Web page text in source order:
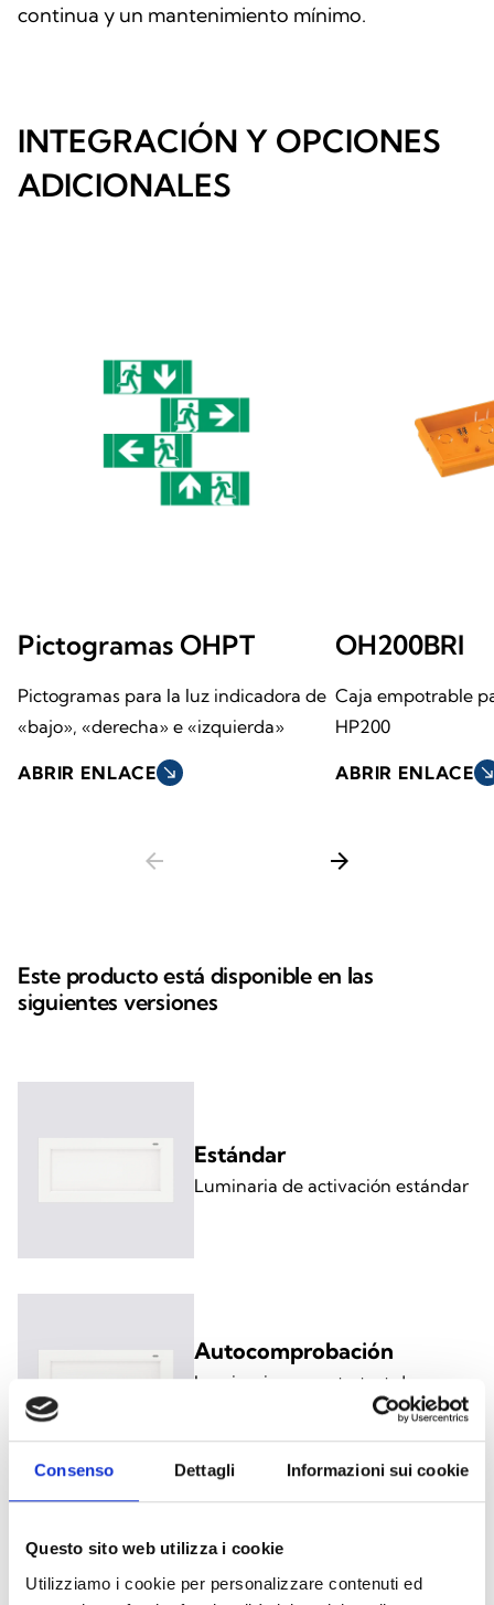
Consenso Dettagli Informazioni sui cookie
Questo sito web utilizza i cookie
Utilizziamo i cookie per personalizzare contenuti ed
continua y un mantenimiento mínimo.
INTEGRACIÓN Y OPCIONES
ADICIONALES
Pictogramas OHPT
Pictogramas para la luz indicadora de
«bajo», «derecha» e «izquierda»
ABRIR ENLACE south_east
OH200BRI
Caja empotrable
HP200
ABRIR ENLACE
arrow_back arrow_forward
Este producto está disponible en las
siguientes versiones
Estándar
Luminaria de activación estándar
Autocomprobación
Luminaria con auto‑test de
Supervisión desde el BUS
Luminaria con supervisión